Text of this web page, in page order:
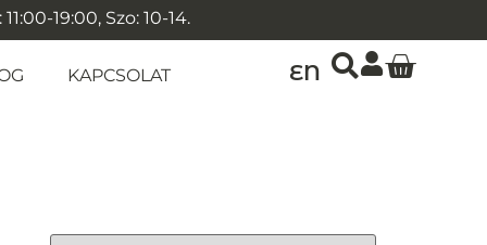
19:00, Szo: 10-14.
KAPCSOLAT EN